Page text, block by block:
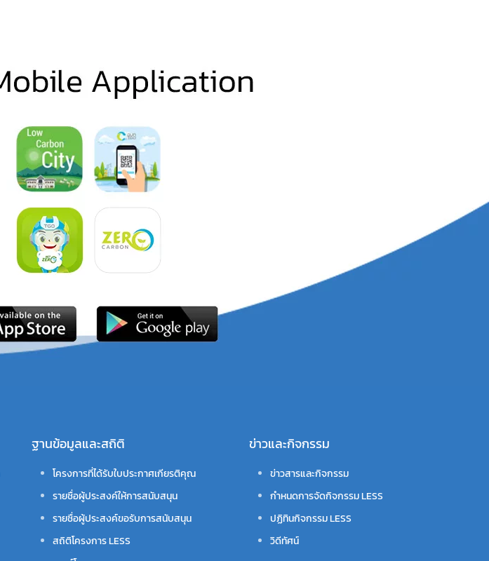
ฐานข้อมูลและสถิติ
โครงการที่ได้รับใบประกาศเกียรติคุณ
รายชื่อผู้ประสงค์ให้การสนับสนุน
รายชื่อผู้ประสงค์ขอรับการสนับสนุน
สถิติโครงการ LESS
ข่าวและกิจกรรม
ข่าวสารและกิจกรรม
กำหนดการจัดกิจกรรม LESS
ปฏิทินกิจกรรม LESS
วิดีทัศน์